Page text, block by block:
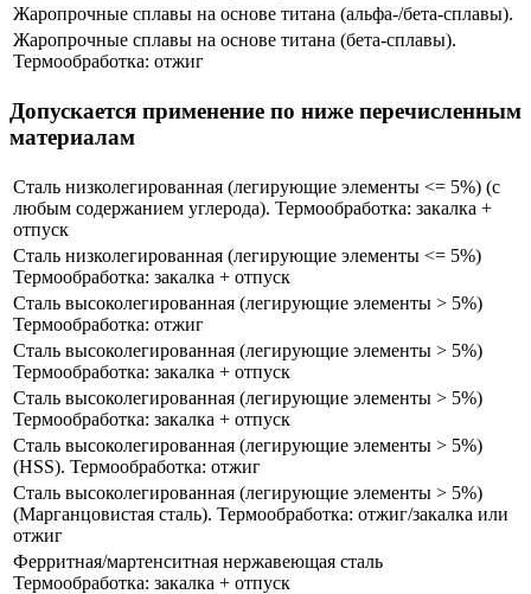
​Жаропрочные сплавы на основе титана (альфа-/бета-сплавы).
​Жаропрочные сплавы на основе титана (​бета-сплавы).
Термообработка: отжиг
Допускается применение по ниже перечисленным
материалам
Сталь низколегированная (легирующие элементы <= 5%) (с
любым содержанием углерода). Термообработка: закалка +
отпуск
Сталь низколегированная (легирующие элементы <= 5%)
Термообработка: закалка + отпуск
Сталь высоколегированная (легирующие элементы > 5%)
Термообработка: отжиг
Сталь высоколегированная (легирующие элементы > 5%)
Термообработка: закалка + отпуск
Сталь высоколегированная (легирующие элементы > 5%)
Термообработка: закалка + отпуск
Сталь высоколегированная (легирующие элементы > 5%)
(HSS​). Термообработка: отжиг
Сталь высоколегированная (легирующие элементы > 5%)
(Марганцовистая сталь). Термообработка: отжиг/закалка или
отжиг
Ферритная/мартенситная нержавеющая сталь
Термообработка: закалка + отпуск